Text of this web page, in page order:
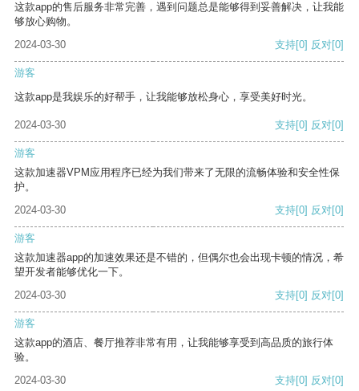
这款app的售后服务非常完善，遇到问题总是能够得到妥善解决，让我能
够放心购物。
2024-03-30
支持[0] 反对[0]
游客
这款app是我娱乐的好帮手，让我能够放松身心，享受美好时光。
2024-03-30 支持[0] 反对[0]
游客
这款加速器VPM应用程序已经为我们带来了无限的流畅体验和安全性保
护。
2024-03-30
支持[0] 反对[0]
游客
这款加速器app的加速效果还是不错的，但偶尔也会出现卡顿的情况，希
望开发者能够优化一下。
2024-03-30
支持[0] 反对[0]
游客
这款app的酒店、餐厅推荐非常有用，让我能够享受到高品质的旅行体
验。
2024-03-30
支持[0] 反对[0]